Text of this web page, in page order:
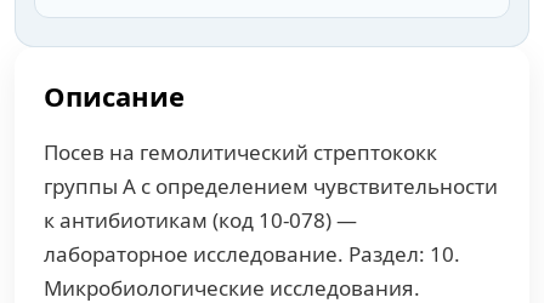
Описание
Посев на гемолитический стрептококк
группы А с определением чувствительности
к антибиотикам (код 10-078) —
лабораторное исследование. Раздел: 10.
Микробиологические исследования.